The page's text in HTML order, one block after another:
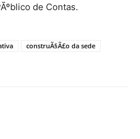
de Contas.
construÃ§Ã£o da sede